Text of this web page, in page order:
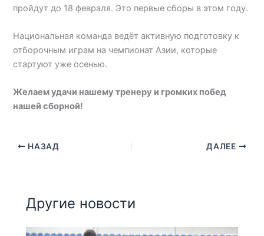
пройдут до 18 февраля. Это первые сборы в этом году.
Национальная команда ведёт активную подготовку к
отборочным играм на чемпионат Азии, которые
стартуют уже осенью.
Желаем удачи нашему тренеру и громких побед
нашей сборной!
НАЗАД ДАЛЕЕ
Другие новости